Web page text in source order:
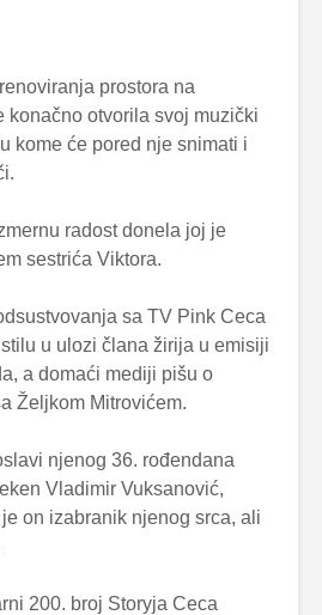
prostora na
konačno otvorila svoj muzički
kome će pored nje snimati i
radost donela joj je
sestrića Viktora.
sa TV Pink Ceca
u ulozi člana žirija u emisiji
a domaći mediji pišu o
Željkom Mitrovićem.
njenog 36. rođendana
Vladimir Vuksanović,
on izabranik njenog srca, ali
200. broj Storyja Ceca